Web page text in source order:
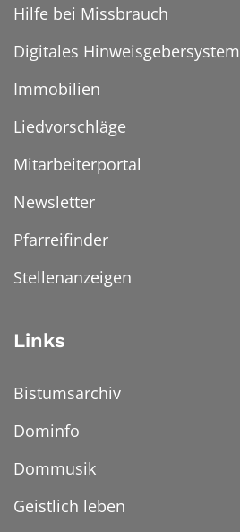
Hilfe bei Missbrauch
Digitales Hinweisgebersystem
Immobilien
Liedvorschläge
Mitarbeiterportal
Newsletter
Pfarreifinder
Stellenanzeigen
Links
Bistumsarchiv
Dominfo
Dommusik
Geistlich leben